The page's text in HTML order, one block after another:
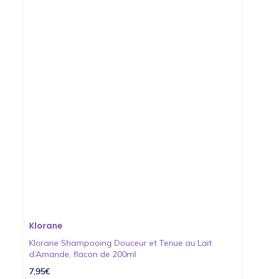
Klorane
Klorane Shampooing Douceur et Tenue au Lait
d’Amande, flacon de 200ml
7,95€